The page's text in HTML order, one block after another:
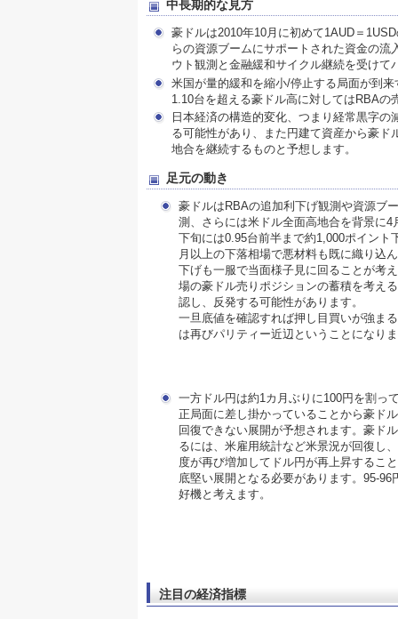
中長期的な見方
豪ドルは2010年10月に初めて1AUD＝
らの資源ブームにサポートされた資金の
ウト観測と金融緩和サイクル継続を受け
米国が量的緩和を縮小/停止する局面が到
1.10台を超える豪ドル高に対してはRBAの
日本経済の構造的変化、つまり経常黒字
る可能性があり、また円建て資産から豪
地合を継続するものと予想します。
足元の動き
豪ドルはRBAの追加利下げ観測や資源ブ
測、さらには米ドル全面高地合を背景に4
下旬には0.95台前半まで約1,000ポイント
月以上の下落相場で悪材料も既に織り込
下げも一服で当面様子見に回ることが考
場の豪ドル売りポジションの蓄積を考え
認し、反発する可能性があります。
一旦底値を確認すれば押し目買いが強ま
は再びパリティー近辺ということになり
一方ドル円は約1カ月ぶりに100円を割っ
正局面に差し掛かっていることから豪ド
回復できない展開が予想されます。豪ド
るには、米雇用統計など米景況が回復し
度が再び増加してドル円が再上昇するこ
底堅い展開となる必要があります。95-96
好機と考えます。
注目の経済指標